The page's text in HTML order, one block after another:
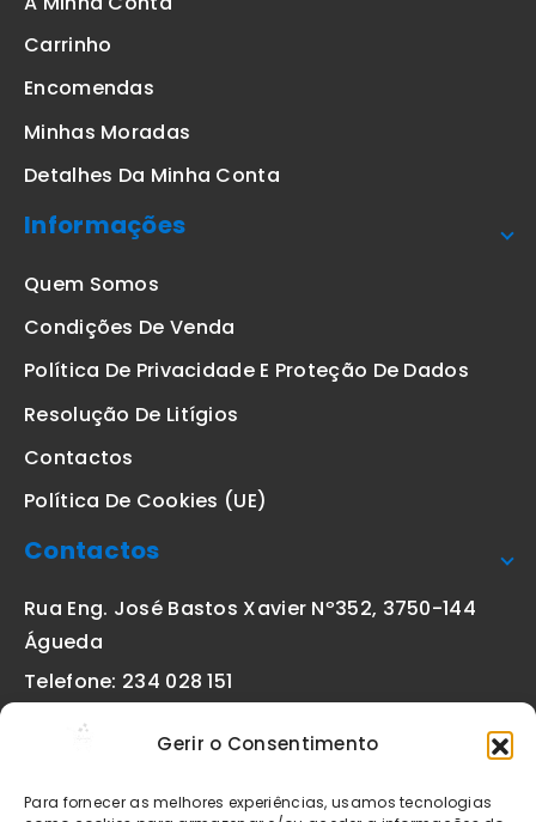
Gerir o Consentimento
Para fornecer as melhores experiências, usamos tecnologias
Carrinho
Encomendas
Minhas Moradas
Detalhes Da Minha Conta
Informações
Quem Somos
Condições De Venda
Política De Privacidade E Proteção De Dados
Resolução De Litígios
Contactos
Política De Cookies (UE)
Contactos
Rua Eng. José Bastos Xavier Nº352, 3750-144
Águeda
Telefone: 234 028 151
geral@etiquetas-online.pt